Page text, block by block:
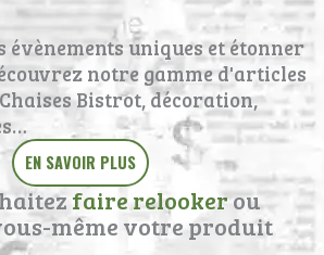
évènements uniques et étonner
notre gamme d'articles
Bistrot, décoration,
EN SAVOIR PLUS
faire relookerou
même votre produit